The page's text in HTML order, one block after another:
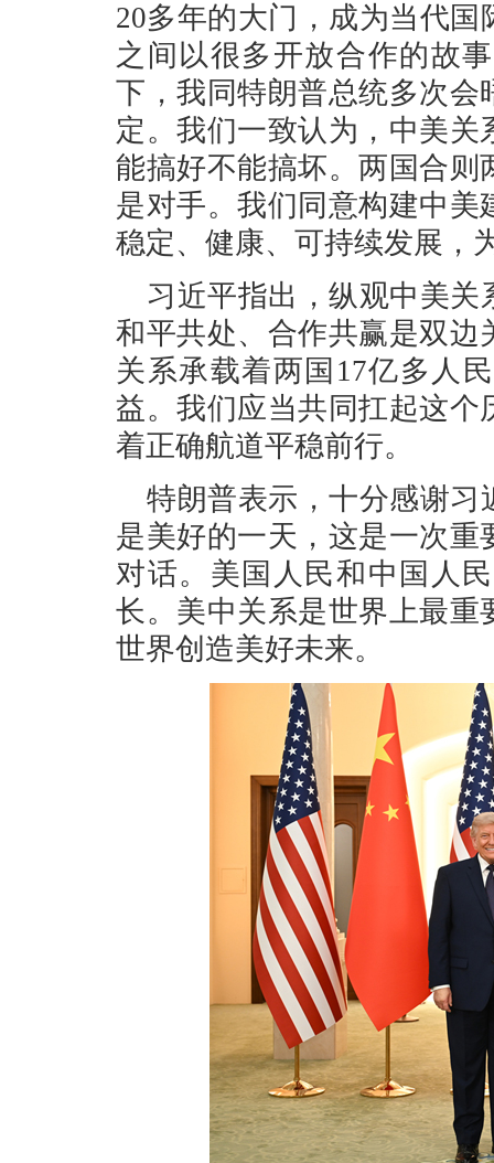
20多年的大门，成为当代
之间以很多开放合作的故
下，我同特朗普总统多次
定。我们一致认为，中美
能搞好不能搞坏。两国合
是对手。我们同意构建中
稳定、健康、可持续发展，
习近平指出，纵观中美
和平共处、合作共赢是双
关系承载着两国17亿多人
益。我们应当共同扛起这
着正确航道平稳前行。
特朗普表示，十分感谢习
是美好的一天，这是一次
对话。美国人民和中国人
长。美中关系是世界上最
世界创造美好未来。